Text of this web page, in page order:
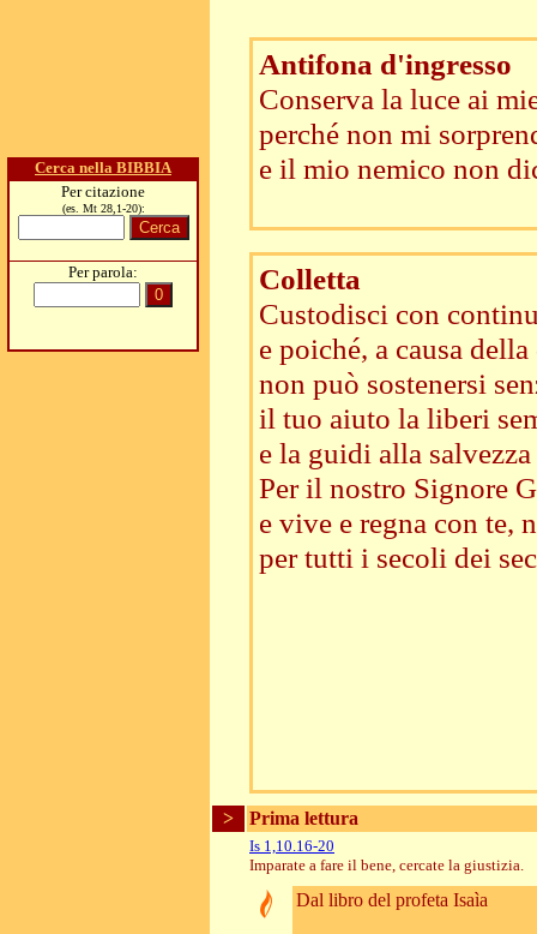
Cerca nella BIBBIA
Per citazione
(es. Mt 28,1-20):
Per parola:
Antifona d'ingresso
Conserva la luce ai
perché non mi
e il mio nemico non
Colletta
Custodisci con
e poiché, a causa
non può sostenersi
il tuo aiuto la liberi
e la guidi alla salvezza
Per il nostro Signore
e vive e regna con te,
per tutti i secoli dei
> Prima lettura
Is 1,10.16-20
Imparate a fare il bene, cercate la giustizia.
Dal libro del profeta Isaìa